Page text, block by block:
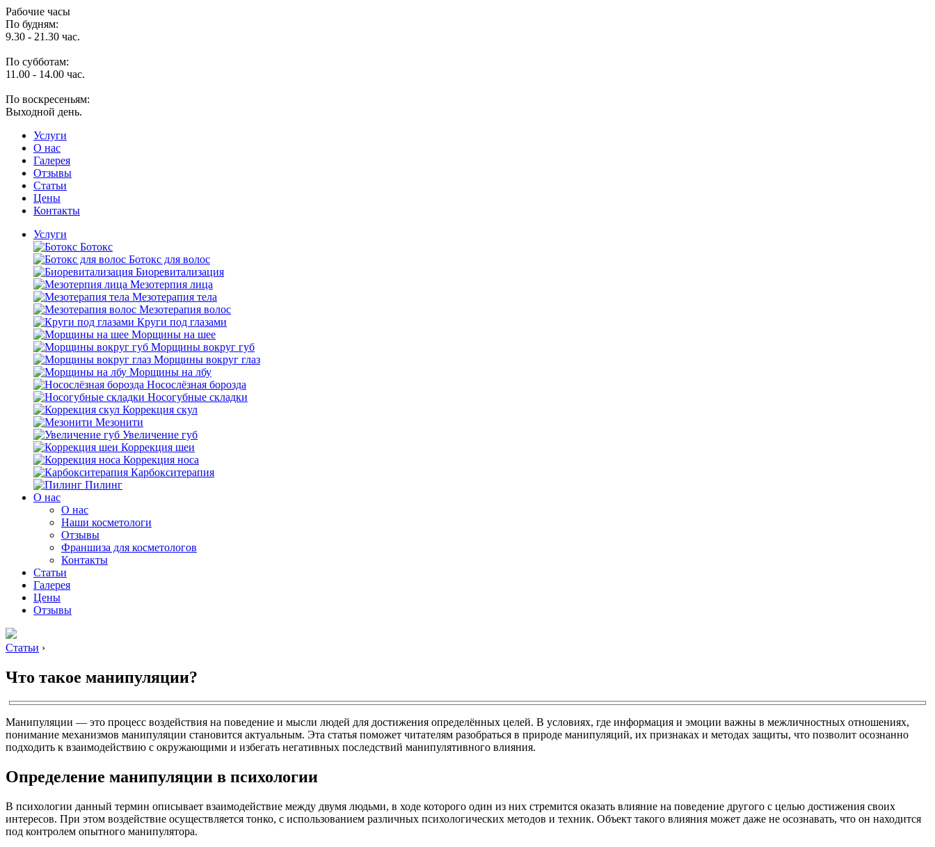
Рабочие часы
По будням:
9.30 - 21.30 час.
По субботам:
11.00 - 14.00 час.
По воскресеньям:
Выходной день.
Услуги
O нас
Галерея
Отзывы
Статьи
Цены
Контакты
Услуги
Ботокс
Ботокс для волос
Биоревитализация
Мезотерпия лица
Мезотерапия тела
Мезотерапия волос
Круги под глазами
Морщины на шее
Морщины вокруг губ
Морщины вокруг глаз
Морщины на лбу
Носослёзная борозда
Носогубные складки
Коррекция скул
Мезонити
Увеличение губ
Коррекция шеи
Коррекция носа
Карбокситерапия
Пилинг
O нас
O нас
Наши косметологи
Отзывы
Франшиза для косметологов
Контакты
Статьи
Галерея
Цены
Отзывы
Статьи ›
Что такое манипуляции?
Манипуляции — это процесс воздействия на поведение и мысли людей для достижения определённых целей. В условиях, где информация и эмоции важны в межличностных отношениях,
понимание механизмов манипуляции становится актуальным. Эта статья поможет читателям разобраться в природе манипуляций, их признаках и методах защиты, что позволит осознанно
подходить к взаимодействию с окружающими и избегать негативных последствий манипулятивного влияния.
Определение манипуляции в психологии
В психологии данный термин описывает взаимодействие между двумя людьми, в ходе которого один из них стремится оказать влияние на поведение другого с целью достижения своих
интересов. При этом воздействие осуществляется тонко, с использованием различных психологических методов и техник. Объект такого влияния может даже не осознавать, что он находится
под контролем опытного манипулятора.